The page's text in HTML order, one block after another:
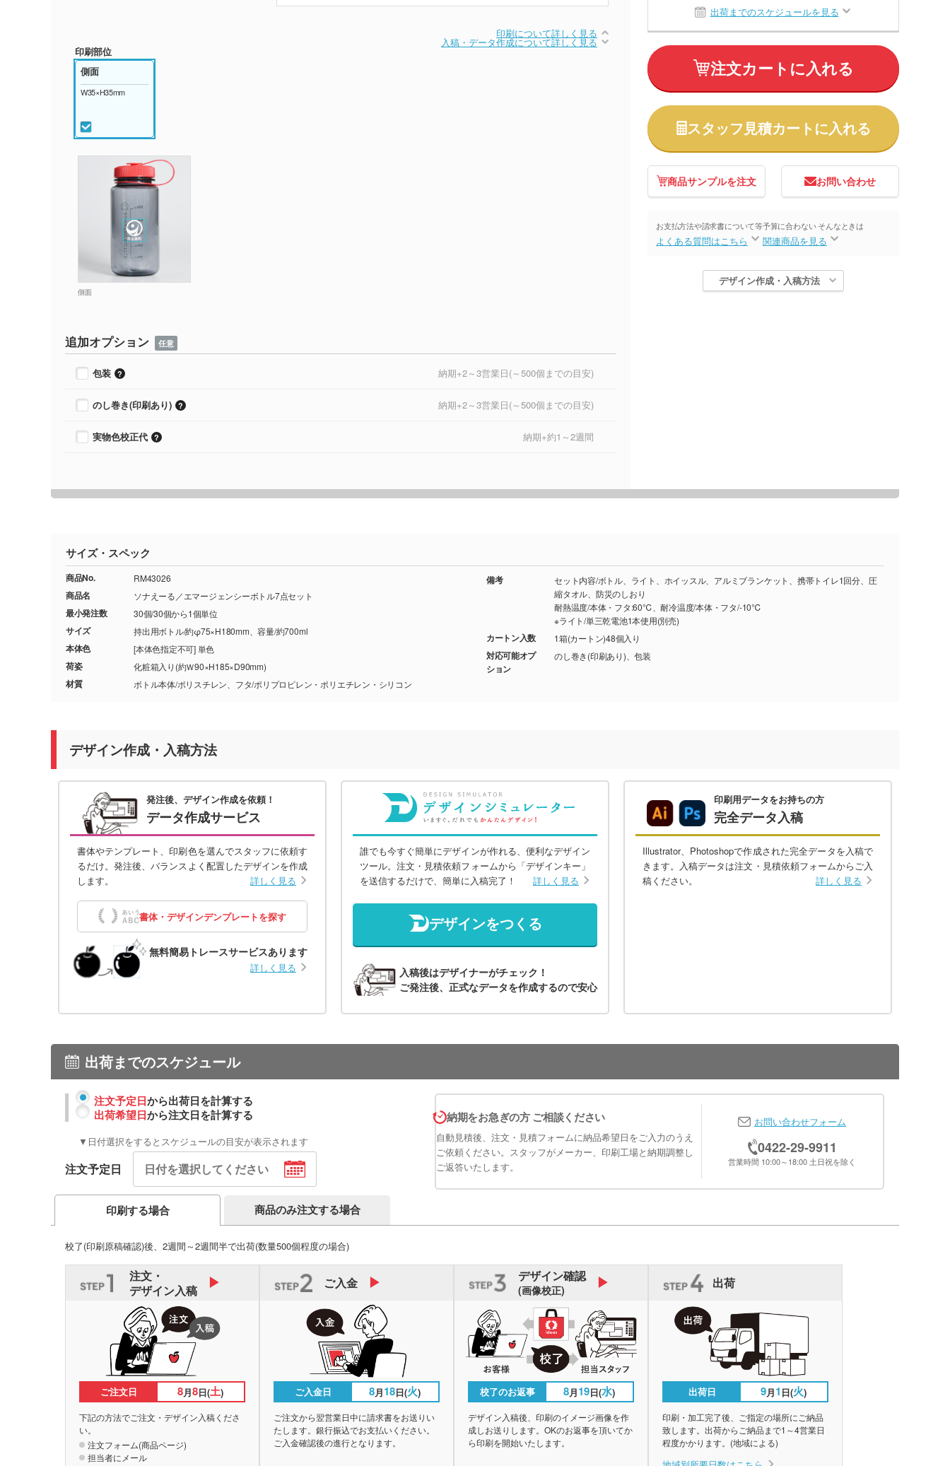
印刷について詳しく見る
入稿・データ作成について詳しく見る
印刷部位
側面
W35×H35mm
側面
追加オプション 任意
包装 納期+2～3営業日(～500個までの目安)
のし巻き(印刷あり) 納期+2～3営業日(～500個までの目安)
実物色校正代 納期+約1～2週間
出荷までのスケジュールを見る
注文カートに入れる
スタッフ見積カートに入れる
商品サンプルを注文 お問い合わせ
お支払方法や請求書について等
よくある質問はこちら
予算に合わない そんなときは
関連商品を見る
デザイン作成・入稿方法
サイズ・スペック
商品No. RM43026
商品名 ソナえーる／エマージェンシーボトル7点セット
最小発注数 30個/30個から1個単位
サイズ 持出用ボトル/約φ75×H180mm、容量/約700ml
本体色 [本体色指定不可] 単色
荷姿 化粧箱入り(約Ｗ90×H185×D90mm)
材質 ボトル本体/ポリスチレン、フタ/ポリプロピレン・ポリエチレン・シリコン
備考
セット内容/ボトル、ライト、ホイッスル、アルミブランケット、携帯トイレ1回分、圧
縮タオル、防災のしおり
耐熱温度/本体・フタ:60℃、耐冷温度/本体・フタ/-10℃
※ライト/単三乾電池1本使用(別売)
カートン入数 1箱(カートン)48個入り
対応可能オプ
ション
のし巻き(印刷あり)、包装
デザイン作成・入稿方法
発注後、デザイン作成を依頼！
データ作成サービス
書体やテンプレート、印刷色を選んでスタッフに依頼す
るだけ。発注後、バランスよく配置したデザインを作成
します。
詳しく見る
書体・デザインデンプレートを探す
無料簡易トレースサービスあります
詳しく見る
誰でも今すぐ簡単にデザインが作れる、便利なデザイン
ツール。注文・見積依頼フォームから「デザインキー」
を送信するだけで、簡単に入稿完了！
詳しく見る
デザインをつくる
入稿後はデザイナーがチェック！
ご発注後、正式なデータを作成するので安心
印刷用データをお持ちの方
完全データ入稿
Illustrator、Photoshopで作成された完全データを入稿で
きます。入稿データは注文・見積依頼フォームからご入
稿ください。
詳しく見る
出荷までのスケジュール
注文予定日から出荷日を計算する
出荷希望日から注文日を計算する
▼日付選択をするとスケジュールの目安が表示されます
注文予定日
納期をお急ぎの方 ご相談ください
自動見積後、注文・見積フォームに納品希望日をご入力のうえ
ご依頼ください。スタッフがメーカー、印刷工場と納期調整し
ご返答いたします。
お問い合わせフォーム
0422-29-9911
営業時間 10:00～18:00 土日祝を除く
印刷する場合 商品のみ注文する場合
校了(印刷原稿確認)後、2週間～2週間半で出荷(数量500個程度の場合)
注文・
デザイン入稿
ご注文日 8月8日(土)
下記の方法でご注文・デザイン入稿くださ
い。
注文フォーム(商品ページ)
担当者にメール
ご入金
ご入金日 8月18日(火)
ご注文から翌営業日中に請求書をお送りい
たします。銀行振込でお支払いください。
ご入金確認後の進行となります。
デザイン確認
(画像校正)
校了のお返事 8月19日(水)
デザイン入稿後、印刷のイメージ画像を作
成しお送りします。OKのお返事を頂いてか
ら印刷を開始いたします。
出荷
出荷日 9月1 日(火)
印刷・加工完了後、ご指定の場所にご納品
致します。出荷からご納品まで1～4営業日
程度かかります。(地域による)